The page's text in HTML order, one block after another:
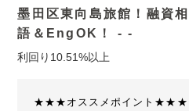
墨田区東向島旅館！融資
語＆EngOK！ - -
利回り10.51%以上
★★★オススメポイント